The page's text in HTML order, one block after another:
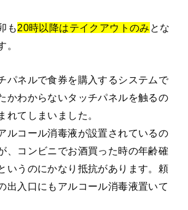
も20時以降はテイクアウトのみ とな
。
パネルで食券を購入するシステムで
かわからないタッチパネルを触るの
れてしまいました。
ルコール消毒液が設置されているの
、コンビニでお酒買った時の年齢確
いうのにかなり抵抗があります。頼
出入口にもアルコール消毒液置いて